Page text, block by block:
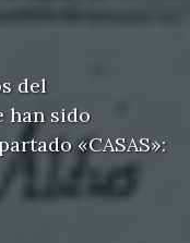
del
han sido
«CASAS»: